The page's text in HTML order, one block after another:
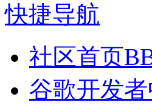
快捷导航
社区首页
谷歌开发